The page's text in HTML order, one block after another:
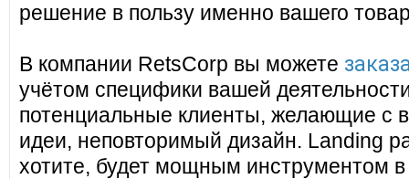
решение в пользу именно вашего
В компании RetsCorp вы можете
учётом специфики вашей
потенциальные клиенты, желающие с
идеи, неповторимый дизайн. Landing
хотите, будет мощным инструментом